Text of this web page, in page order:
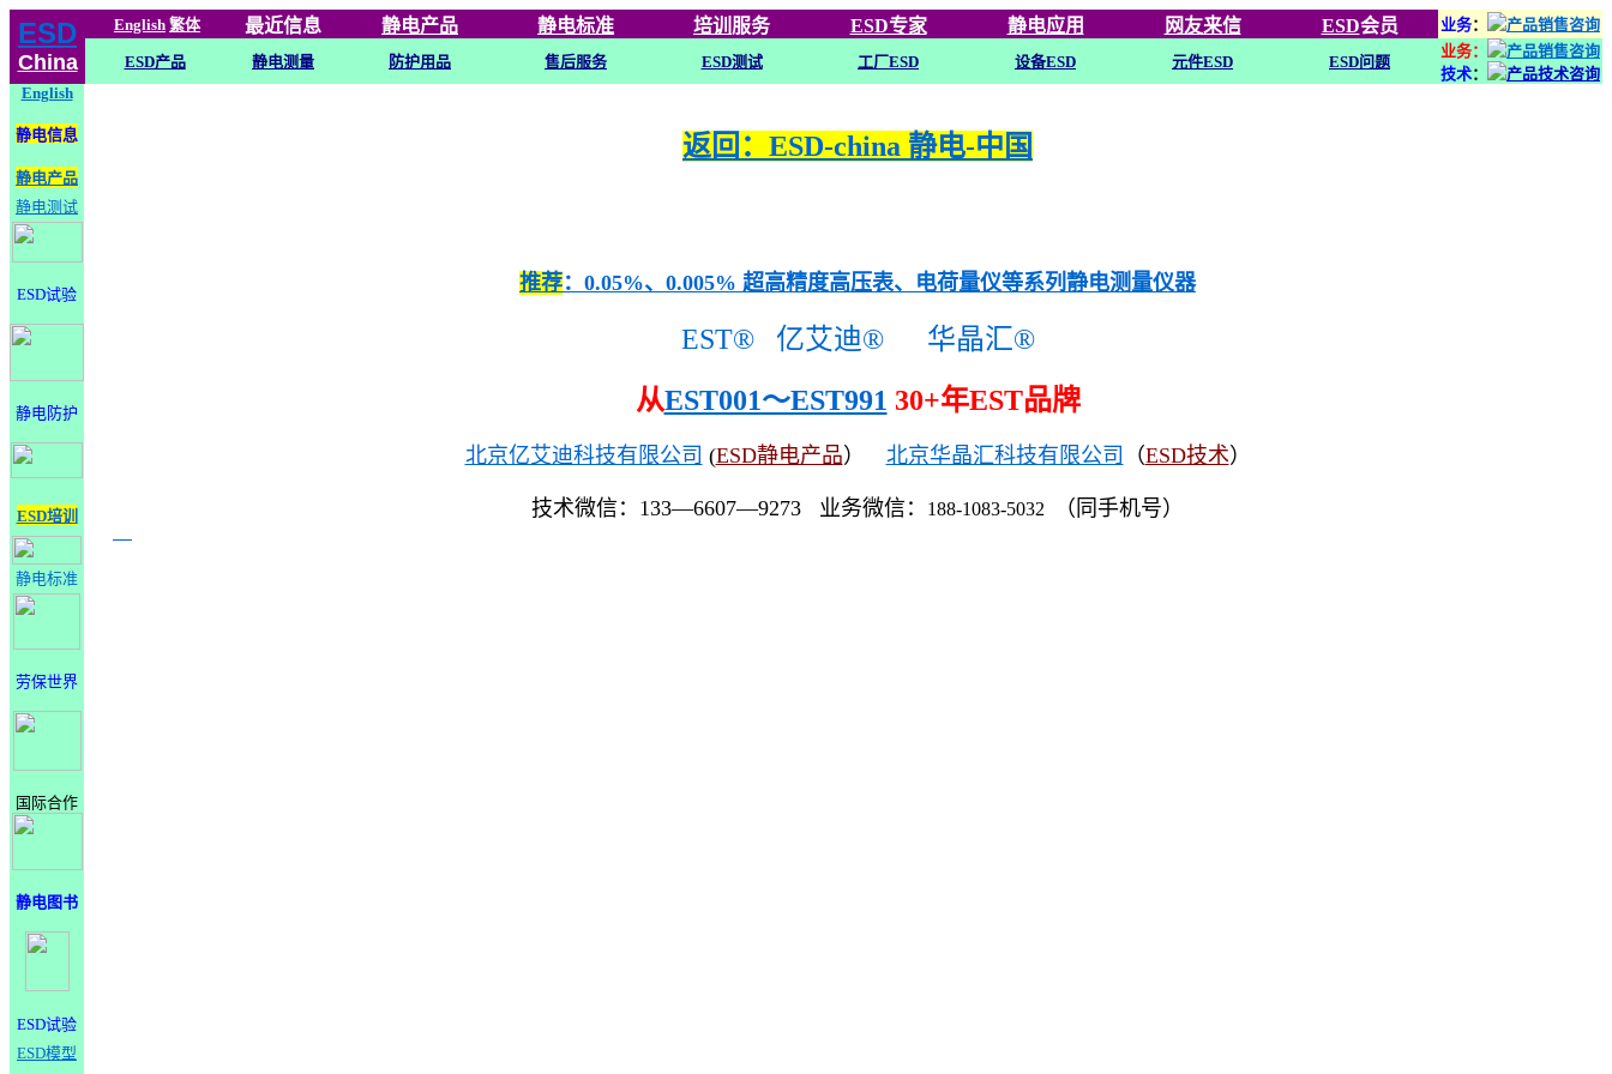
ESD
China
English 繁体 最近信息 静电产品 静电标准 培训 服务 ESD专家 静电应用 网友来信 ESD会员 业务：
ESD产品 静电测量 防护用品 售后服务 ESD测试 工厂ESD 设备ESD 元件ESD ESD问题
业务：
技术：
English
静电信息
静电产品
静电测试
ESD试验
静电防护
ESD培训
静电标准
劳保世界
国际合作
静电图书
ESD试验
ESD模型
返回：ESD-china 静电-中国
推荐：0.05%、0.005% 超高精度高压表、电荷量仪等系列静电测量仪器
EST® 亿艾迪®
华晶汇®
从EST001～EST991 30+年EST品牌
北京亿艾迪科技有限公司 (ESD静电产品） 北京华晶汇科技有限公司 （ESD技术）
技术微信：133—6607—9273 业务微信： 188-1083-5032 （同手机号）